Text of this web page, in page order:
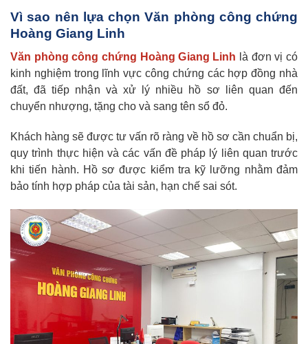
Vì sao nên lựa chọn Văn phòng công chứng
Hoàng Giang Linh
Văn phòng công chứng Hoàng Giang Linh là đơn vị có
kinh nghiệm trong lĩnh vực công chứng các hợp đồng nhà
đất, đã tiếp nhận và xử lý nhiều hồ sơ liên quan đến
chuyển nhượng, tặng cho và sang tên sổ đỏ.
Khách hàng sẽ được tư vấn rõ ràng về hồ sơ cần chuẩn bị,
quy trình thực hiện và các vấn đề pháp lý liên quan trước
khi tiến hành. Hồ sơ được kiểm tra kỹ lưỡng nhằm đảm
bảo tính hợp pháp của tài sản, hạn chế sai sót.